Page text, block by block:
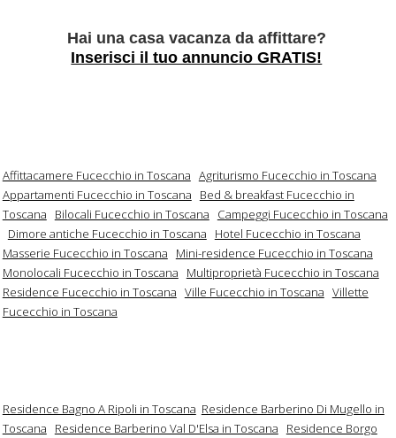
Hai una casa vacanza da affittare?
Inserisci il tuo annuncio GRATIS!
Affittacamere Fucecchio in Toscana Agriturismo Fucecchio in Toscana
Appartamenti Fucecchio in Toscana
Bed & breakfast Fucecchio in
Toscana
Bilocali Fucecchio in Toscana
Campeggi Fucecchio in Toscana
Dimore antiche Fucecchio in Toscana
Hotel Fucecchio in Toscana
Masserie Fucecchio in Toscana
Mini-residence Fucecchio in Toscana
Monolocali Fucecchio in Toscana
Multiproprietà Fucecchio in Toscana
Residence Fucecchio in Toscana Ville Fucecchio in Toscana Villette
Fucecchio in Toscana
Residence Bagno A Ripoli in Toscana Residence Barberino Di Mugello in
Toscana
Residence Barberino Val D'Elsa in Toscana
Residence Borgo